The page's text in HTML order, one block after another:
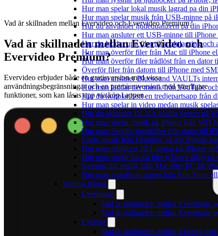
Hur man spelar lokal musik lagrad pa din
Hur man spelar musik från USB-minne på
Hur du använder ljudequalizern på din
Hur man ansluter ett USB-minne till
Hur du laddar upp filer till molnlagring och
Hur man överför filer från Mac till iPhone
Hur man överför filer trådlöst från en dator
Överför filer från datorn till iPhone med
Hur man ansluter Bluesound VAULTs
Hur man laddar ner musik från YouTube
Hur du kopplar bort en tredjepartsapp från
Hur man spelar in video medan musik
Hur du aktiverar DLNA Media Server på
Hur man spelar musik på iPhone från WD
Hur man överför musikfiler från dator till
Spela musik från Dropbox på din iPhone
Hur man redigerar ID3-taggar på iPhone
Hur man spelar lokala filer (iTunes-filer) på
Streama din musik från Mac eller PC till
Hur man installerar appen från App Store
Vanliga frågor
Evermusic
Vad är skillnaden mellan Evermusic
Vad är skillnaden mellan Evermusic
Evertag
Vad är skillnaden mellan Evertag
Vad är skillnaden mellan Evervideo och Evervideo Premium?
Vad är skillnaden mellan Evervideo och
Evervideo Premium?
Evervideo erbjuder både en gratisversion med vissa
användningsbegränsningar och en premiumversion med ytterligare
funktioner, som kan låsas upp via köp i appen.